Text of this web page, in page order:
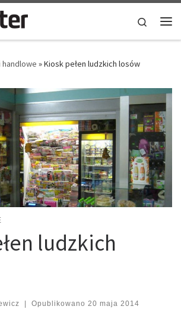
Search
handlowe »Kiosk pełen ludzkich losów
ludzkich
Opublikowano 20 maja 2014